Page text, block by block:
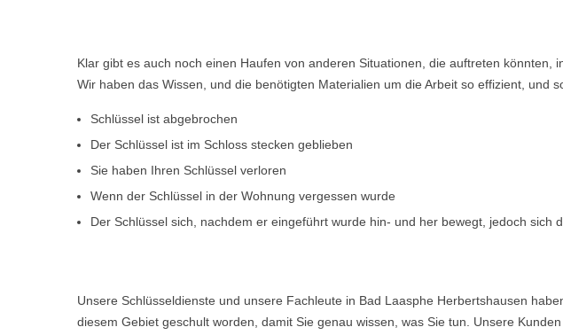
Klar gibt es auch noch einen Haufen von anderen Situationen, die auftreten
Wir haben das Wissen, und die benötigten Materialien um die Arbeit so effizient, und
Schlüssel ist abgebrochen
Der Schlüssel ist im Schloss stecken geblieben
Sie haben Ihren Schlüssel verloren
Wenn der Schlüssel in der Wohnung vergessen wurde
Der Schlüssel sich, nachdem er eingeführt wurde hin- und her bewegt, jedoch sich
Unsere Schlüsseldienste und unsere Fachleute in Bad Laasphe Herbertshausen
diesem Gebiet geschult worden, damit Sie genau wissen, was Sie tun. Unsere